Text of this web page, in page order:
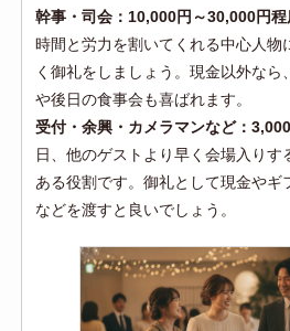
幹事・司会：10,000円～30,000円程
時間と労力を割いてくれる中心人物
く御礼をしましょう。現金以外なら
や後日の食事会も喜ばれます。
受付・余興・カメラマンなど：
日、他のゲストより早く会場入りす
ある役割です。御礼として現金やギ
などを渡すと良いでしょう。